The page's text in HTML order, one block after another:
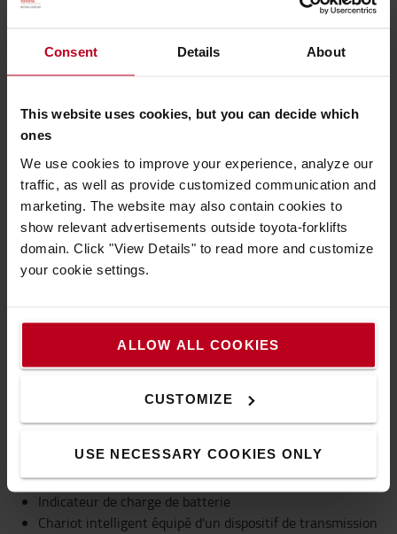
Consent Details About
This website uses cookies, but you can decide which
ones
We use cookies to improve your experience, analyze our
traffic, as well as provide customized communication and
marketing. The website may also contain cookies to
show relevant advertisements outside toyota-forklifts
domain. Click "View Details" to read more and customize
your cookie settings.
ALLOW ALL COOKIES
CUSTOMIZE
USE NECESSARY COOKIES ONLY
Les chariots intelligents sont équipés en série d'un
système télématique. Ces camions peuvent facilement être
connectés à I_Site de Toyota, qui offre des informations
sur la gestion des batteries, la géolocalisation, les chocs et
bien d'autres choses encore.
Caractéristiques techniques
Système de freinage électronique
Freins électroniques à récupération
Roue motrice à ressort
Direction à 180°
Indicateur de charge de batterie
Chariot intelligent équipé d'un dispositif de transmission